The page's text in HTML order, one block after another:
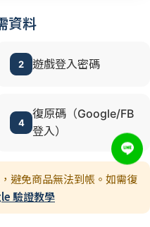
資料
2 遊戲登入密碼
4
復原碼（Google/FB
登入）
避免商品無法到帳。如需復
驗證教學